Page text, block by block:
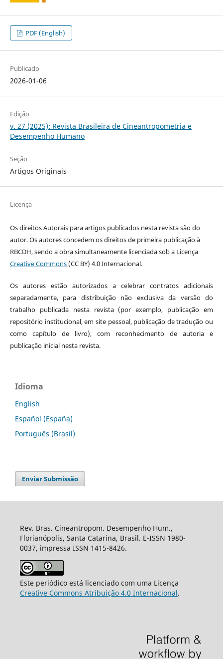
PDF (English)
Publicado
2026-01-06
Edição
v. 27 (2025): Revista Brasileira de Cineantropometria e
Desempenho Humano
Seção
Artigos Originais
Licença
Os direitos Autorais para artigos publicados nesta revista são do
autor. Os autores concedem os direitos de primeira publicação à
RBCDH, sendo a obra simultaneamente licenciada sob a Licença
Creative Commons(CC BY) 4.0 Internacional.
Os autores estão autorizados a celebrar contratos adicionais
separadamente, para distribuição não exclusiva da versão do
trabalho publicada nesta revista (por exemplo, publicação em
repositório institucional, em site pessoal, publicação de tradução ou
como capítulo de livro), com reconhecimento de autoria e
publicação inicial nesta revista.
Idioma
English
Español (España)
Português (Brasil)
Enviar Submissão
Rev. Bras. Cineantropom. Desempenho Hum.,
Florianópolis, Santa Catarina, Brasil. E-ISSN 1980-
0037, impressa ISSN 1415-8426.
Este periódico está licenciado com uma Licença
Creative Commons Atribuição 4.0 Internacional.